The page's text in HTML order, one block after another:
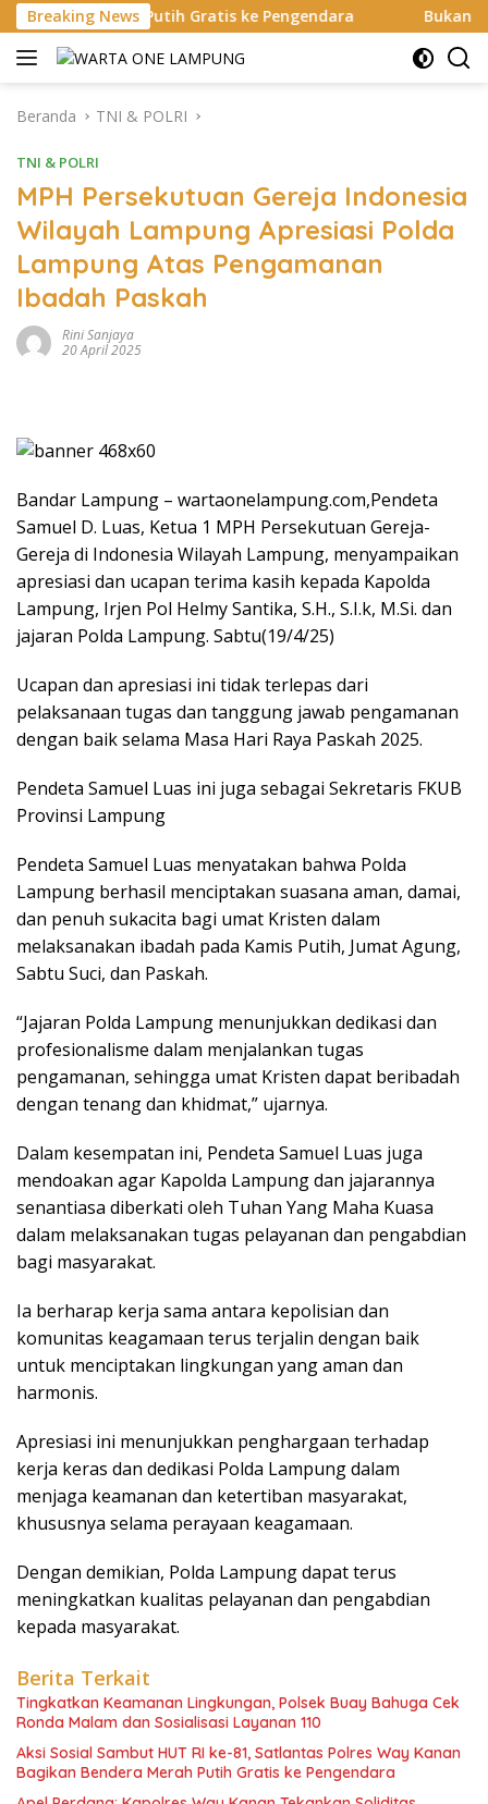
Langsung
ke
konten
Breaking News
Gratis ke Pengendara Bukan di Bali, Ngaben
Beranda TNI & POLRI
TNI & POLRI
MPH Persekutuan Gereja Indonesia
Wilayah Lampung Apresiasi Polda
Lampung Atas Pengamanan
Ibadah Paskah
Rini Sanjaya
20 April 2025
Bandar Lampung – wartaonelampung.com,Pendeta
Samuel D. Luas, Ketua 1 MPH Persekutuan Gereja-
Gereja di Indonesia Wilayah Lampung, menyampaikan
apresiasi dan ucapan terima kasih kepada Kapolda
Lampung, Irjen Pol Helmy Santika, S.H., S.I.k, M.Si. dan
jajaran Polda Lampung. Sabtu(19/4/25)
Ucapan dan apresiasi ini tidak terlepas dari
pelaksanaan tugas dan tanggung jawab pengamanan
dengan baik selama Masa Hari Raya Paskah 2025.
Pendeta Samuel Luas ini juga sebagai Sekretaris FKUB
Provinsi Lampung
Pendeta Samuel Luas menyatakan bahwa Polda
Lampung berhasil menciptakan suasana aman, damai,
dan penuh sukacita bagi umat Kristen dalam
melaksanakan ibadah pada Kamis Putih, Jumat Agung,
Sabtu Suci, dan Paskah.
“Jajaran Polda Lampung menunjukkan dedikasi dan
profesionalisme dalam menjalankan tugas
pengamanan, sehingga umat Kristen dapat beribadah
dengan tenang dan khidmat,” ujarnya.
Dalam kesempatan ini, Pendeta Samuel Luas juga
mendoakan agar Kapolda Lampung dan jajarannya
senantiasa diberkati oleh Tuhan Yang Maha Kuasa
dalam melaksanakan tugas pelayanan dan pengabdian
bagi masyarakat.
Ia berharap kerja sama antara kepolisian dan
komunitas keagamaan terus terjalin dengan baik
untuk menciptakan lingkungan yang aman dan
harmonis.
Apresiasi ini menunjukkan penghargaan terhadap
kerja keras dan dedikasi Polda Lampung dalam
menjaga keamanan dan ketertiban masyarakat,
khususnya selama perayaan keagamaan.
Dengan demikian, Polda Lampung dapat terus
meningkatkan kualitas pelayanan dan pengabdian
kepada masyarakat.
Berita Terkait
Tingkatkan Keamanan Lingkungan, Polsek Buay Bahuga Cek
Ronda Malam dan Sosialisasi Layanan 110
Aksi Sosial Sambut HUT RI ke-81, Satlantas Polres Way Kanan
Bagikan Bendera Merah Putih Gratis ke Pengendara